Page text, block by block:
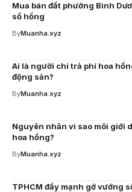
Mua bán đất phường Bình
sổ hồng
ByMuanha.xyz
Ai là người chi trả phí hoa
động sản?
ByMuanha.xyz
Nguyên nhân vì sao môi giới
hoa hồng?
ByMuanha.xyz
TPHCM đẩy mạnh gỡ vướng